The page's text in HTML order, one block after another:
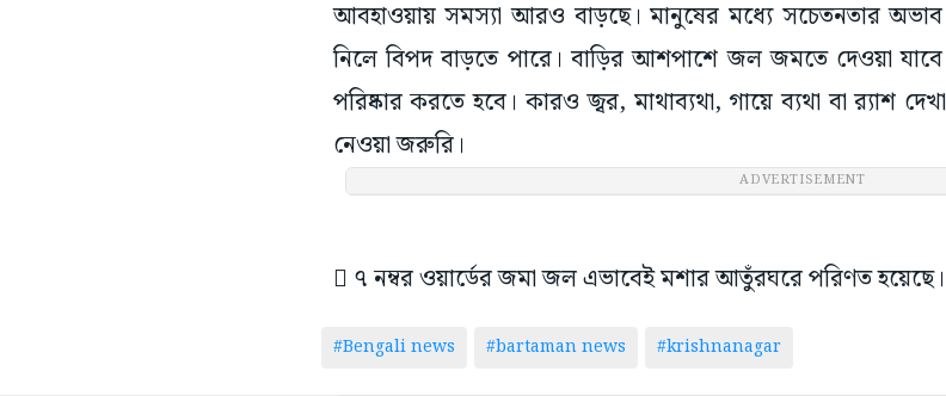
আবহাওয়ায় সমস্যা আরও বাড়ছে। মানুষের মধ্যে সচেতনতার অভাব
নিলে বিপদ বাড়তে পারে। বাড়ির আশপাশে জল জমতে দেওয়া
পরিষ্কার করতে হবে। কারও জ্বর, মাথাব্যথা, গায়ে ব্যথা বা র‍্যাশ
নেওয়া জরুরি।
ADVERTISEMENT
 ৭ নম্বর ওয়ার্ডের জমা জল এভাবেই মশার আতুঁরঘরে পরিণত হয়েছে।
#Bengali news #bartaman news #krishnanagar